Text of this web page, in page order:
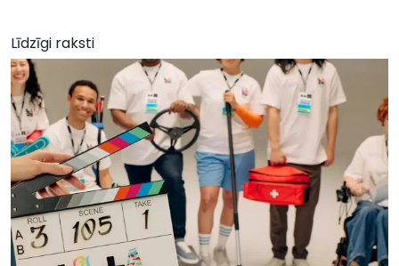
Līdzīgi raksti